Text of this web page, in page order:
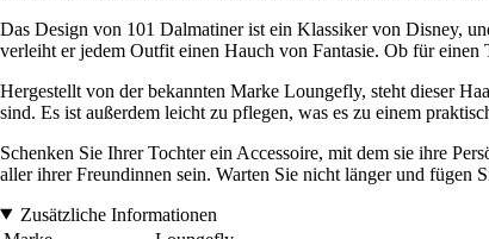
Das Design von 101 Dalmatiner ist ein Klassiker von Disney,
verleiht er jedem Outfit einen Hauch von Fantasie. Ob für
Hergestellt von der bekannten Marke Loungefly, steht dieser
sind. Es ist außerdem leicht zu pflegen, was es zu einem
Schenken Sie Ihrer Tochter ein Accessoire, mit dem sie ihre
aller ihrer Freundinnen sein. Warten Sie nicht länger und fügen
Zusätzliche Informationen